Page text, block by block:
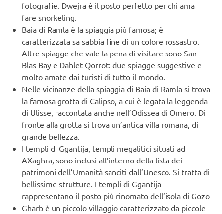
fotografie. Dwejra è il posto perfetto per chi ama
fare snorkeling.
Baia di Ramla è la spiaggia più famosa; è
caratterizzata sa sabbia fine di un colore rossastro.
Altre spiagge che vale la pena di visitare sono San
Blas Bay e Dahlet Qorrot: due spiagge suggestive e
molto amate dai turisti di tutto il mondo.
Nelle vicinanze della spiaggia di Baia di Ramla si trova
la famosa grotta di Calipso, a cui è legata la leggenda
di Ulisse, raccontata anche nell’Odissea di Omero. Di
fronte alla grotta si trova un’antica villa romana, di
grande bellezza.
I templi di Ggantija, templi megalitici situati ad
AXaghra, sono inclusi all’interno della lista dei
patrimoni dell’Umanità sanciti dall’Unesco. Si tratta di
bellissime strutture. I templi di Ggantija
rappresentano il posto più rinomato dell’isola di Gozo
Gharb è un piccolo villaggio caratterizzato da piccole